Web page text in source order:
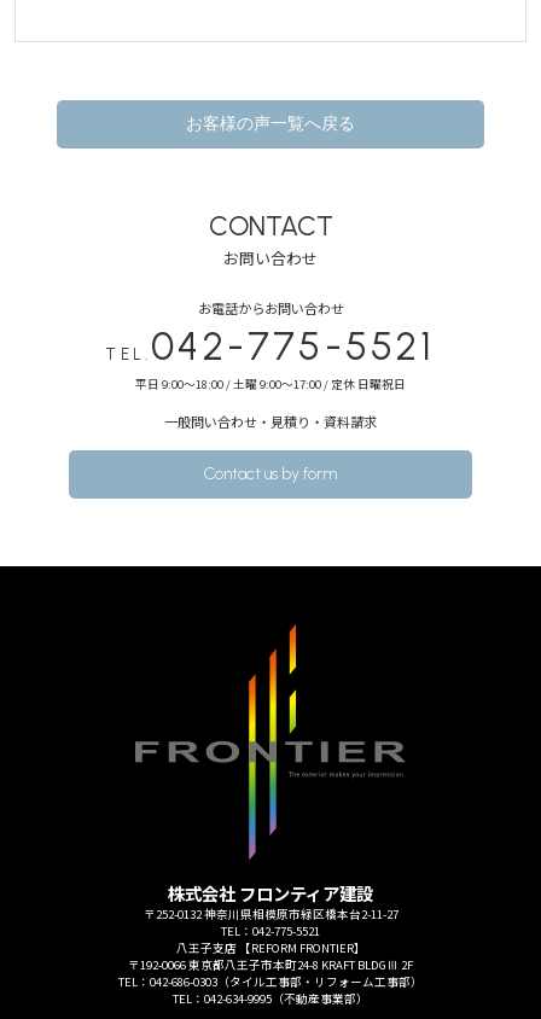
お客様の声一覧へ戻る
CONTACT
お問い合わせ
お電話からお問い合わせ
TEL. 042-775-5521
平日 9:00～18:00 / 土曜 9:00～17:00 / 定休 日曜祝日
⼀般問い合わせ・⾒積り・資料請求
Contact us by form
株式会社 フロンティア建設
〒252-0132 神奈川県相模原市緑区橋本台2-11-27
TEL：042-775-5521
八王子支店 【REFORM FRONTIER】
〒192-0066 東京都八王子市本町24-8 KRAFT BLDGⅢ 2F
TEL：042-686-0303（タイル工事部・リフォーム工事部）
TEL：042-634-9995（不動産事業部）